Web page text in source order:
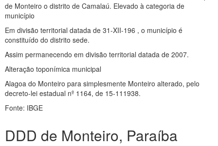
de Monteiro o distrito de Camalaú. Elevado à categoria de
município
Em divisão territorial datada de 31-XII-196 , o município é
constituído do distrito sede.
Assim permanecendo em divisão territorial datada de 2007.
Alteração toponímica municipal
Alagoa do Monteiro para simplesmente Monteiro alterado, pelo
decreto-lei estadual nº 1164, de 15-111938.
Fonte: IBGE
DDD de Monteiro, Paraíba